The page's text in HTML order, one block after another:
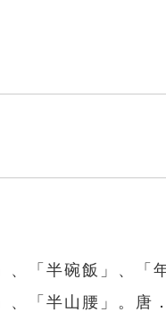
「半碗飯」、「
「半山腰」。唐